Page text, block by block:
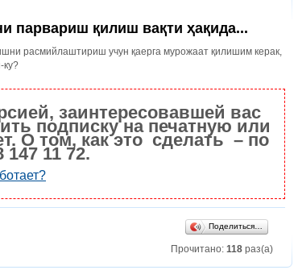
парвариш қилиш вақти ҳақида...
расмийлаштириш учун қаерга мурожаат қилишим керак,
ку?
заинтересовавшей вас
подписку на печатную или
О том, как это сделать – по
11 72.
Поделиться…
Прочитано: 118 раз(а)